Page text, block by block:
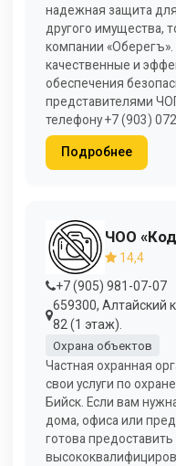
надежная защита
другого имущества,
компании
качественные и
обеспечения
представителями
телефону +7 (903)
Подробнее
ЧОО
14,4
+7 (905) 981-07-07
659300, Алтайский
82 (1 этаж).
Охрана объектов
Частная охранная
свои услуги по
Бийск. Если вам
дома, офиса или
готова